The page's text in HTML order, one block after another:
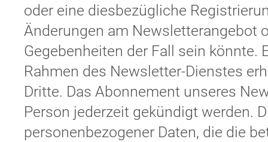
oder eine diesbezügliche
Änderungen am Newsletterangebot
Gegebenheiten der Fall sein könnte.
Rahmen des Newsletter-Dienstes
Dritte. Das Abonnement unseres
Person jederzeit gekündigt werden.
personenbezogener Daten, die die